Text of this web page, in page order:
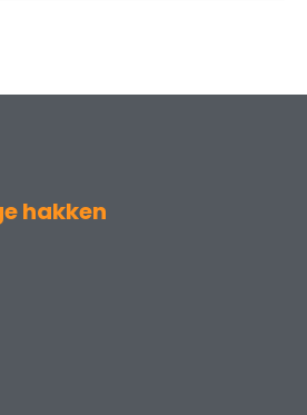
hakken